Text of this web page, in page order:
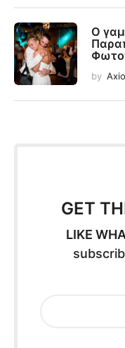
Ο
by
GET
LIKE